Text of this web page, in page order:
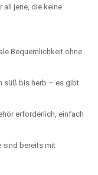
all jene, die keine
Bequemlichkeit ohne
süß bis herb – es gibt
erforderlich, einfach
sind bereits mit